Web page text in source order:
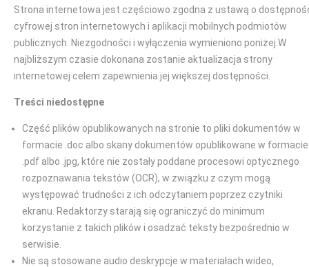
Strona internetowa jest częściowo zgodna z ustawą o
cyfrowej stron internetowych i aplikacji mobilnych podmiotów
publicznych. Niezgodności i wyłączenia wymieniono poniżej.W
najbliższym czasie dokonana zostanie aktualizacja strony
internetowej celem zapewnienia jej większej dostępności.
Treści niedostępne
Część plików opublikowanych na stronie to pliki dokumentów w
formacie .doc albo skany dokumentów opublikowane w formacie
.pdf albo .jpg, które nie zostały poddane procesowi optycznego
rozpoznawania tekstów (OCR), w związku z czym mogą
występować trudności z ich odczytaniem poprzez czytniki
ekranu. Redaktorzy starają się ograniczyć do minimum
korzystanie z takich plików i osadzać teksty bezpośrednio w
serwisie.
Nie są stosowane audio deskrypcje w materiałach wideo,